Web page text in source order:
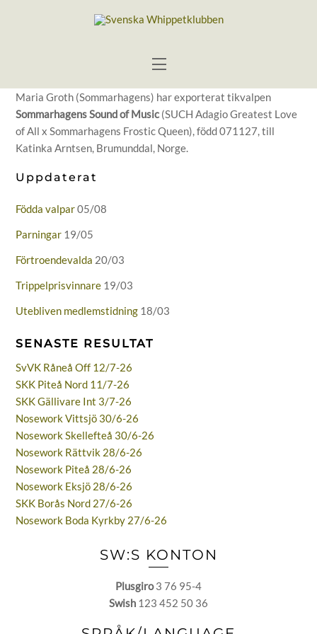
Menu
Maria Groth (Sommarhagens) har exporterat tikvalpen
Sommarhagens Sound of Music(SUCH Adagio Greatest Love
of All x Sommarhagens Frostic Queen), född 071127, till
Katinka Arntsen, Brumunddal, Norge.
Uppdaterat
Födda valpar05/08
Parningar 19/05
Förtroendevalda 20/03
Trippelprisvinnare 19/03
Utebliven medlemstidning 18/03
SENASTE RESULTAT
SvVK Råneå Off 12/7-26
SKK Piteå Nord 11/7-26
SKK Gällivare Int 3/7-26
Nosework Vittsjö 30/6-26
Nosework Skellefteå 30/6-26
Nosework Rättvik 28/6-26
Nosework Piteå 28/6-26
Nosework Eksjö 28/6-26
SKK Borås Nord 27/6-26
Nosework Boda Kyrkby 27/6-26
SW:S KONTON
Plusgiro3 76 95-4
Swish 123 452 50 36